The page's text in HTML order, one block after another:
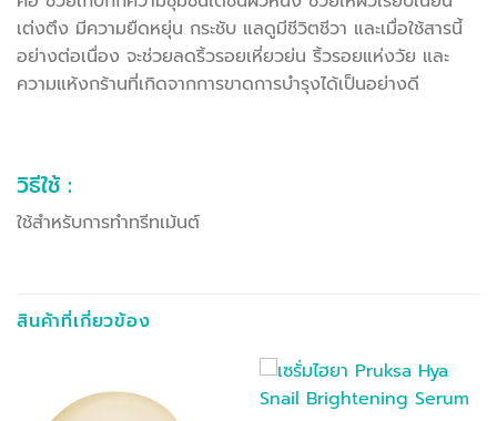
เต่งตึง มีความยืดหยุ่น กระชับ แลดูมีชีวิตชีวา และเมื่อใช้สารนี้
อย่างต่อเนื่อง จะช่วยลดริ้วรอยเหี่ยวย่น ริ้วรอยแห่งวัย และ
ความแห้งกร้านที่เกิดจากการขาดการบำรุงได้เป็นอย่างดี
วิธีใช้ :
ใช้สำหรับการทำทรีทเม้นต์
สินค้าที่เกี่ยวข้อง